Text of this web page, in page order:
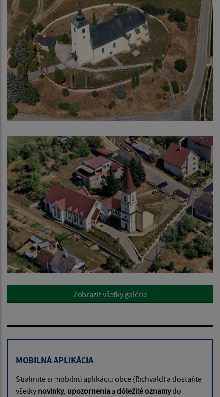
Zobraziť všetky galérie
MOBILNÁ APLIKÁCIA
Stiahnite si mobilnú aplikáciu obce (Richvald) a dostaňte
všetky novinky, upozornenia a dôležité oznamydo